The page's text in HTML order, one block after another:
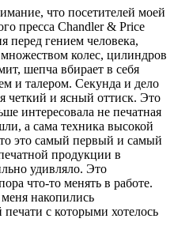
что посетителей моей
пресса Chandler & Price
перед гением человека,
колес, цилиндров
шепча вбирает в себя
и талером. Секунда и дело
четкий и ясный оттиск. Это
интересовала не печатная
а сама техника высокой
это самый первый и самый
продукции в
удивляло. Это
что-то менять в работе.
накопились
с которыми хотелось